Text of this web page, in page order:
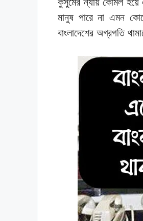
মানুষ পারে না এমন
বাংলাদেশের অগ্রগতি